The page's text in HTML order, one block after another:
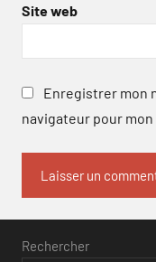
Site web
Enregistrer mon
navigateur pour
Rechercher